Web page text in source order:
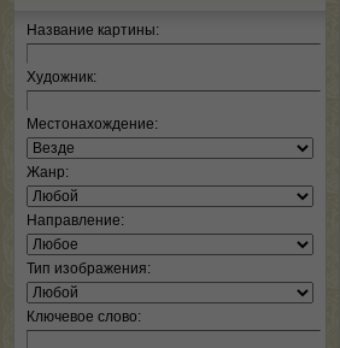
Название картины:
Художник:
Местонахождение:
Жанр:
Направление:
Тип изображения:
Ключевое слово: